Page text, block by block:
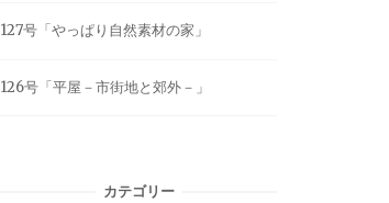
127号「やっぱり自然素材の家」
126号「平屋－市街地と郊外－」
カテゴリー